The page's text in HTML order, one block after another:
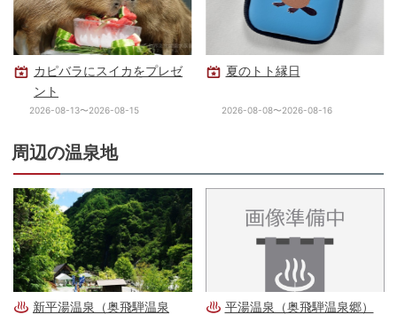
カピバラにスイカをプレゼ
ント
2026-08-13〜2026-08-15
夏のトト縁日
2026-08-08〜2026-08-16
周辺の温泉地
新平湯温泉（奥飛騨温泉
平湯温泉（奥飛騨温泉郷）